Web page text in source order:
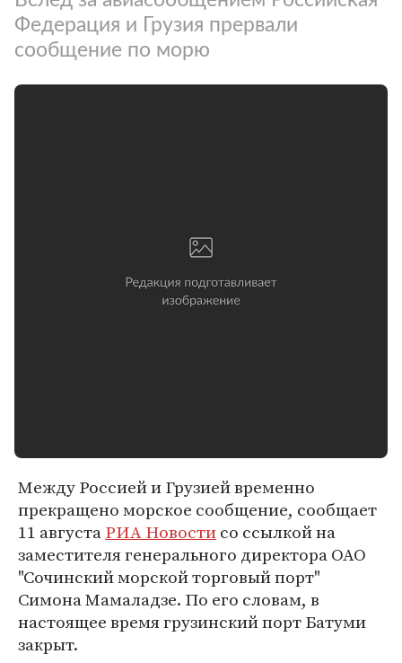
Федерация и Грузия прервали
сообщение по морю
Между Россией и Грузией временно
прекращено морское сообщение, сообщает
11 августаРИА Новостисо ссылкой на
заместителя генерального директора ОАО
"Сочинский морской торговый порт"
Симона Мамаладзе. По его словам, в
настоящее время грузинский порт Батуми
закрыт.